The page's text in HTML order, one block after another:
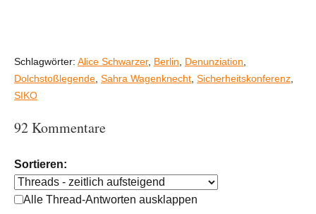
Schlagwörter: Alice Schwarzer, Berlin Denunziation
Dolchstoßlegende Sahra Wagenknecht Sicherheitskonferenz
SIKO
92 Kommentare
Sortieren:
Alle Thread-Antworten ausklappen